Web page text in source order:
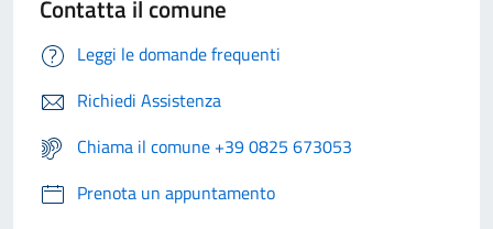
Contatta il comune
Leggi le domande frequenti
Richiedi Assistenza
Chiama il comune +39 0825 673053
Prenota un appuntamento